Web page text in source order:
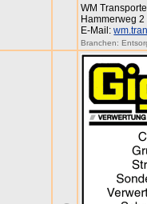
WM
Hammerweg 2
E-Mail:
Branchen: